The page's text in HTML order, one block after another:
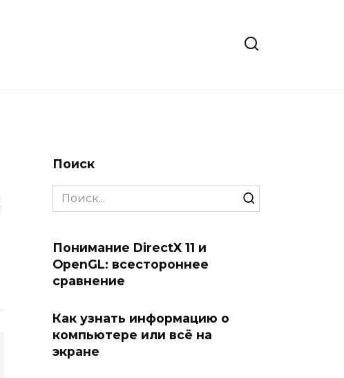
Поиск
Search
for:
Понимание DirectX 11 и
OpenGL: всестороннее
сравнение
Как узнать информацию о
компьютере или всё на
экране